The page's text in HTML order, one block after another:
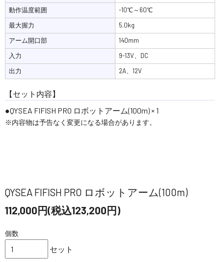
動作温度範囲
-10℃～60℃
最大握力
5.0kg
アーム開口部
140mm
入力
9-13V、DC
出力
2A、12V
【セット内容】
QYSEA FIFISH PRO ロボットアーム(100m) × 1
※内容物は予告なく変更になる場合があります。
QYSEA FIFISH PRO ロボットアーム(100m)
112,000円(税込123,200円)
個数
セット